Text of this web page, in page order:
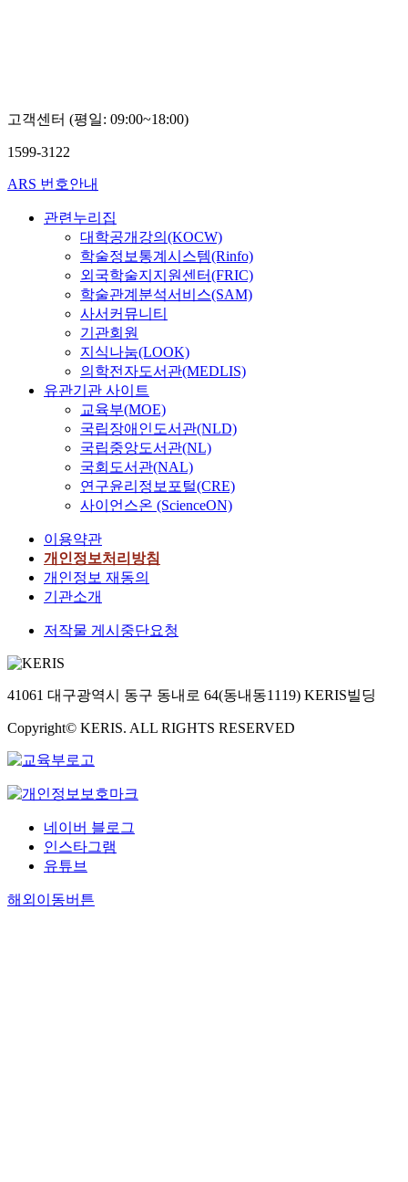
고객센터 (평일: 09:00~18:00)
1599-3122
ARS 번호안내
관련누리집
대학공개강의(KOCW)
학술정보통계시스템(Rinfo)
외국학술지지원센터(FRIC)
학술관계분석서비스(SAM)
사서커뮤니티
기관회원
지식나눔(LOOK)
의학전자도서관(MEDLIS)
유관기관 사이트
교육부(MOE)
국립장애인도서관(NLD)
국립중앙도서관(NL)
국회도서관(NAL)
연구윤리정보포털(CRE)
사이언스온 (ScienceON)
이용약관
개인정보처리방침
개인정보 재동의
기관소개
저작물 게시중단요청
41061 대구광역시 동구 동내로 64(동내동1119) KERIS빌딩
Copyright© KERIS. ALL RIGHTS RESERVED
네이버 블로그
인스타그램
유튜브
해외이동버튼